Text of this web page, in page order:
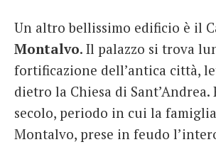
Un altro bellissimo edificio è il
Montalvo. Il palazzo si trova
fortificazione dell’antica città,
dietro la Chiesa di Sant’Andrea.
secolo, periodo in cui la
Montalvo, prese in feudo